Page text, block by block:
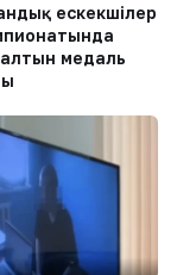
ескекшілер
медаль